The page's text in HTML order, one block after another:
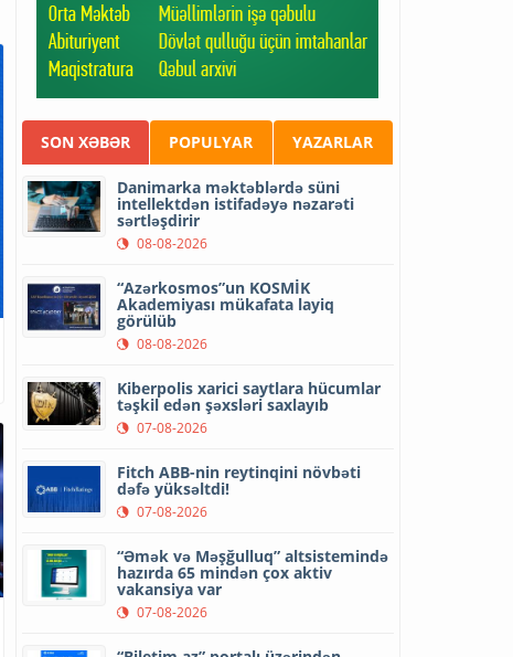
SON XƏBƏR POPULYAR YAZARLAR
Danimarka məktəblərdə süni
intellektdən istifadəyə nəzarəti
sərtləşdirir
08-08-2026
“Azərkosmos”un KOSMİK
Akademiyası mükafata layiq
görülüb
08-08-2026
Kiberpolis xarici saytlara hücumlar
təşkil edən şəxsləri saxlayıb
07-08-2026
Fitch ABB-nin reytinqini növbəti
dəfə yüksəltdi!
07-08-2026
“Əmək və Məşğulluq” altsistemində
hazırda 65 mindən çox aktiv
vakansiya var
07-08-2026